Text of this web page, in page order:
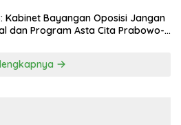
Kabinet Bayangan Oposisi Jangan
dan Program Asta Cita Prabowo-